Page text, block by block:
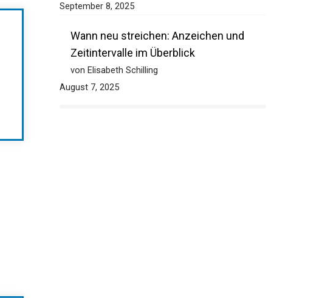
September 8, 2025
Wann neu streichen: Anzeichen und
Zeitintervalle im Überblick
von Elisabeth Schilling
August 7, 2025